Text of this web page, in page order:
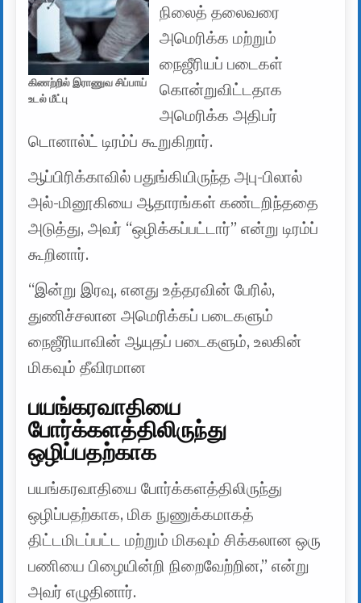
கிணற்றில் இராணுவ சிப்பாய்
உடல் மீட்பு
நிலைத் தலைவரை
அமெரிக்க மற்றும்
நைஜீரியப் படைகள்
கொன்றுவிட்டதாக
அமெரிக்க அதிபர்
டொனால்ட் டிரம்ப் கூறுகிறார்.
ஆப்பிரிக்காவில் பதுங்கியிருந்த அபு-பிலால்
அல்-மினூகியை ஆதாரங்கள் கண்டறிந்ததை
அடுத்து, அவர் “ஒழிக்கப்பட்டார்” என்று டிரம்ப்
கூறினார்.
“இன்று இரவு, எனது உத்தரவின் பேரில்,
துணிச்சலான அமெரிக்கப் படைகளும்
நைஜீரியாவின் ஆயுதப் படைகளும், உலகின்
மிகவும் தீவிரமான
பயங்கரவாதியை
போர்க்களத்திலிருந்து
ஒழிப்பதற்காக
பயங்கரவாதியை போர்க்களத்திலிருந்து
ஒழிப்பதற்காக, மிக நுணுக்கமாகத்
திட்டமிடப்பட்ட மற்றும் மிகவும் சிக்கலான ஒரு
பணியை பிழையின்றி நிறைவேற்றின,” என்று
அவர் எழுதினார்.